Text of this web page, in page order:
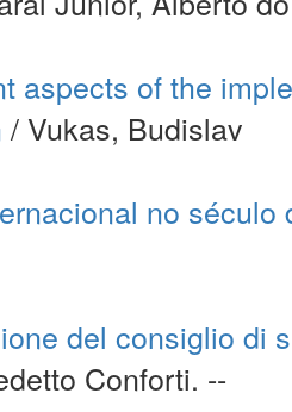
aspects of the
/ Vukas, Budislav
no século
del consiglio di
Conforti. --